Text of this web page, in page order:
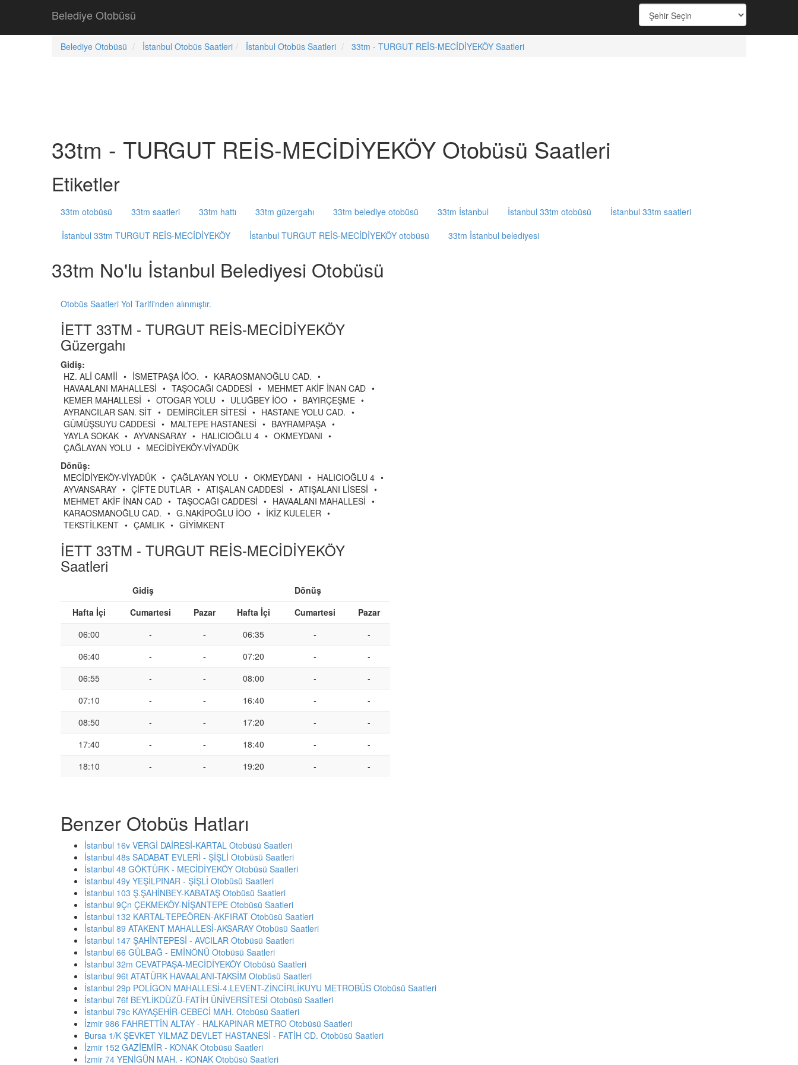
Belediye Otobüsü
Belediye Otobüsü İstanbul Otobüs Saatleri İstanbul Otobüs Saatleri 33tm - TURGUT REİS-MECİDİYEKÖY Saatleri
33tm - TURGUT REİS-MECİDİYEKÖY Otobüsü Saatleri
Etiketler
33tm otobüsü 33tm saatleri 33tm hattı 33tm güzergahı 33tm belediye otobüsü 33tm İstanbul İstanbul 33tm otobüsü
İstanbul 33tm saatleri
İstanbul 33tm TURGUT REİS-MECİDİYEKÖY
İstanbul TURGUT REİS-MECİDİYEKÖY otobüsü 33tm İstanbul belediyesi
33tm No'lu İstanbul Belediyesi Otobüsü
Otobüs Saatleri Yol Tarifi'nden alınmıştır.
İETT 33TM - TURGUT REİS-MECİDİYEKÖY
Güzergahı
Gidiş:
HZ. ALİ CAMİİ • İSMETPAŞA İÖO. • KARAOSMANOĞLU CAD. •
HAVAALANI MAHALLESİ • TAŞOCAĞI CADDESİ • MEHMET AKİF İNAN CAD •
KEMER MAHALLESİ • OTOGAR YOLU • ULUĞBEY İÖO • BAYIRÇEŞME •
AYRANCILAR SAN. SİT • DEMİRCİLER SİTESİ • HASTANE YOLU CAD. •
GÜMÜŞSUYU CADDESİ • MALTEPE HASTANESİ • BAYRAMPAŞA •
YAYLA SOKAK • AYVANSARAY • HALICIOĞLU 4 • OKMEYDANI •
ÇAĞLAYAN YOLU • MECİDİYEKÖY-VİYADÜK
Dönüş:
MECİDİYEKÖY-VİYADÜK • ÇAĞLAYAN YOLU • OKMEYDANI • HALICIOĞLU 4 •
AYVANSARAY • ÇİFTE DUTLAR • ATIŞALAN CADDESİ • ATIŞALANI LİSESİ •
MEHMET AKİF İNAN CAD • TAŞOCAĞI CADDESİ • HAVAALANI MAHALLESİ •
KARAOSMANOĞLU CAD. • G.NAKİPOĞLU İÖO • İKİZ KULELER •
TEKSTİLKENT • ÇAMLIK • GİYİMKENT
İETT 33TM - TURGUT REİS-MECİDİYEKÖY
Saatleri
Gidiş
Dönüş
Hafta İçi
Cumartesi Pazar Hafta İçi Cumartesi
Pazar
06:00
- - 06:35 -
-
06:40
- - 07:20 -
-
06:55
- - 08:00 -
-
07:10
- - 16:40 -
-
08:50
- - 17:20 -
-
17:40
- - 18:40 -
-
18:10
- - 19:20 - -
Benzer Otobüs Hatları
İstanbul 16v VERGİ DAİRESİ-KARTAL Otobüsü Saatleri
İstanbul 48s SADABAT EVLERİ - ŞİŞLİ Otobüsü Saatleri
İstanbul 48 GÖKTÜRK - MECİDİYEKÖY Otobüsü Saatleri
İstanbul 49y YEŞİLPINAR - ŞİŞLİ Otobüsü Saatleri
İstanbul 103 Ş.ŞAHİNBEY-KABATAŞ Otobüsü Saatleri
İstanbul 9Çn ÇEKMEKÖY-NİŞANTEPE Otobüsü Saatleri
İstanbul 132 KARTAL-TEPEÖREN-AKFIRAT Otobüsü Saatleri
İstanbul 89 ATAKENT MAHALLESİ-AKSARAY Otobüsü Saatleri
İstanbul 147 ŞAHİNTEPESİ - AVCILAR Otobüsü Saatleri
İstanbul 66 GÜLBAĞ - EMİNÖNÜ Otobüsü Saatleri
İstanbul 32m CEVATPAŞA-MECİDİYEKÖY Otobüsü Saatleri
İstanbul 96t ATATÜRK HAVAALANI-TAKSİM Otobüsü Saatleri
İstanbul 29p POLİGON MAHALLESİ-4.LEVENT-ZİNCİRLİKUYU METROBÜS Otobüsü Saatleri
İstanbul 76f BEYLİKDÜZÜ-FATİH ÜNİVERSİTESİ Otobüsü Saatleri
İstanbul 79c KAYAŞEHİR-CEBECİ MAH. Otobüsü Saatleri
İzmir 986 FAHRETTİN ALTAY - HALKAPINAR METRO Otobüsü Saatleri
Bursa 1/K ŞEVKET YILMAZ DEVLET HASTANESİ - FATİH CD. Otobüsü Saatleri
İzmir 152 GAZİEMİR - KONAK Otobüsü Saatleri
İzmir 74 YENİGÜN MAH. - KONAK Otobüsü Saatleri